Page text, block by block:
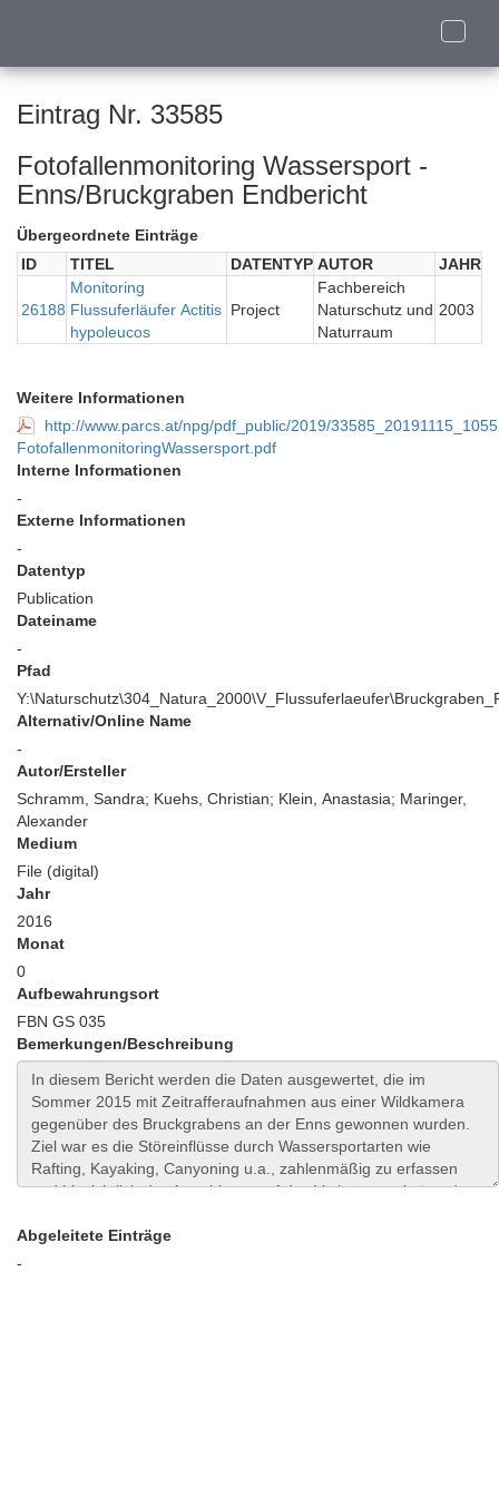
Toggle
Eintrag Nr. 33585
Fotofallenmonitoring Wassersport -
Enns/Bruckgraben Endbericht
Übergeordnete Einträge
ID
TITEL DATENTYP AUTOR JAHR
26188
Monitoring
Flussuferläufer Actitis
hypoleucos
Project
Fachbereich
Naturschutz und
Naturraum
2003
Weitere Informationen
http://www.parcs.at/npg/pdf_public/2019/
FotofallenmonitoringWassersport.pdf
Interne Informationen
-
Externe Informationen
-
Datentyp
Publication
Dateiname
-
Pfad
Alternativ/Online Name
-
Autor/Ersteller
Schramm, Sandra; Kuehs, Christian; Klein, Anastasia; Maringer,
Alexander
Medium
File (digital)
Jahr
2016
Monat
0
Aufbewahrungsort
FBN GS 035
Bemerkungen/Beschreibung
Abgeleitete Einträge
-